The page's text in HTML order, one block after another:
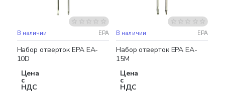
В наличии EPA
Набор отверток EPA EA-
10D
Цена
с
НДС
В наличии EPA
Набор отверток EPA EA-
15M
Цена
с
НДС